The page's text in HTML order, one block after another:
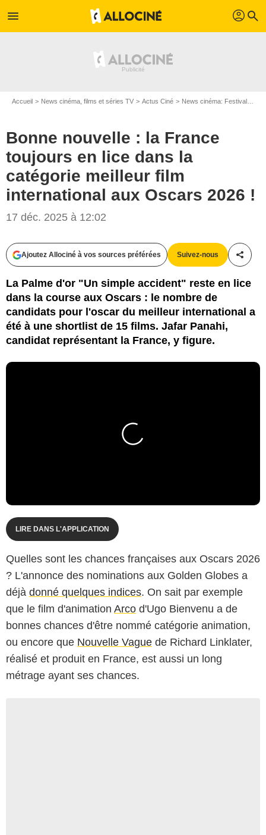
menu profil search
Accueil News cinéma, films et séries TV Actus Ciné News cinéma: Festivals
Bonne nouvelle : la France
toujours en lice dans la
catégorie meilleur film
international aux Oscars 2026 !
17 déc. 2025 à 12:02
Ajoutez Allociné à vos sources préférées Suivez-nous
La Palme d'or "Un simple accident" reste en lice
dans la course aux Oscars : le nombre de
candidats pour l'oscar du meilleur international a
été à une shortlist de 15 films. Jafar Panahi,
candidat représentant la France, y figure.
LIRE DANS L'APPLICATION
Quelles sont les chances françaises aux Oscars 2026
? L'annonce des nominations aux Golden Globes a
déjà donné quelques indices. On sait par exemple
que le film d'animation Arco d'Ugo Bienvenu a de
bonnes chances d'être nommé catégorie animation,
ou encore que Nouvelle Vague de Richard Linklater,
réalisé et produit en France, est aussi un long
métrage ayant ses chances.